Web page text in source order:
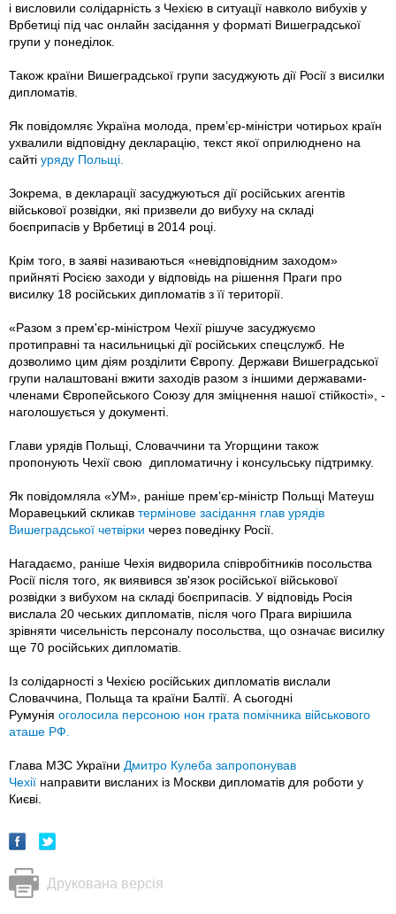
і висловили солідарність з Чехією в ситуації навколо вибухів у
Врбетиці під час онлайн засідання у форматі Вишеградської
групи у понеділок.
Також країни Вишеградської групи засуджують дії Росії з висилки
дипломатів.
Як повідомляє Україна молода, прем’єр-міністри чотирьох країн
ухвалили відповідну декларацію, текст якої оприлюднено на
сайті уряду Польщі.
Зокрема, в декларації засуджуються дії російських агентів
військової розвідки, які призвели до вибуху на складі
боєприпасів у Врбетиці в 2014 році.
Крім того, в заяві називаються «невідповідним заходом»
прийняті Росією заходи у відповідь на рішення Праги про
висилку 18 російських дипломатів з її території.
«Разом з прем'єр-міністром Чехії рішуче засуджуємо
протиправні та насильницькі дії російських спецслужб. Не
дозволимо цим діям розділити Європу. Держави Вишеградської
групи налаштовані вжити заходів разом з іншими державами-
членами Європейського Союзу для зміцнення нашої стійкості», -
наголошується у документі.
Глави урядів Польщі, Словаччини та Угорщини також
пропонують Чехії свою дипломатичну і консульську підтримку.
Як повідомляла «УМ», раніше прем’єр-міністр Польщі Матеуш
Моравецький скликав термінове засідання глав урядів
Вишеградської четвірки через поведінку Росії.
Нагадаємо, раніше Чехія видворила співробітників посольства
Росії після того, як виявився зв'язок російської військової
розвідки з вибухом на складі боєприпасів. У відповідь Росія
вислала 20 чеських дипломатів, після чого Прага вирішила
зрівняти чисельність персоналу посольства, що означає висилку
ще 70 російських дипломатів.
Із солідарності з Чехією російських дипломатів вислали
Словаччина, Польща та країни Балтії. А сьогодні
Румунія оголосила персоною нон грата помічника військового
аташе РФ.
Глава МЗС України Дмитро Кулеба запропонував
Чехії направити висланих із Москви дипломатів для роботи у
Києві.
Друкована версія